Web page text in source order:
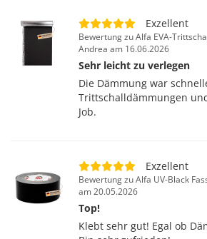
Exzellent
Bewertung zu Alfa EVA-
Andrea am 16.06.2026
Sehr leicht zu verlegen
Die Dämmung war
Trittschalldämmungen
Job.
Exzellent
Bewertung zu Alfa UV-Black
am 20.05.2026
Top!
Klebt sehr gut! Egal ob